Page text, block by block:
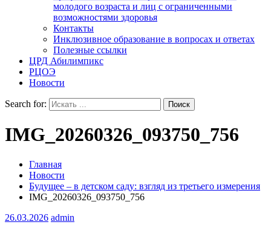
молодого возраста и лиц с ограниченными
возможностями здоровья
Контакты
Инклюзивное образование в вопросах и ответах
Полезные ссылки
ЦРД Абилимпикс
РЦОЭ
Новости
Search for:
IMG_20260326_093750_756
Главная
Новости
Будущее – в детском саду: взгляд из третьего измерения
IMG_20260326_093750_756
26.03.2026 admin